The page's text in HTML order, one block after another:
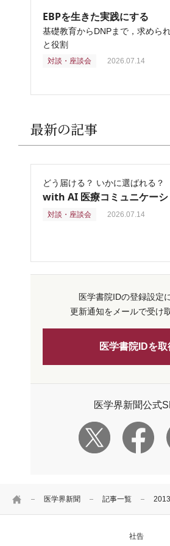
HOME 医学界新聞 記事一覧
EBPを生きた実践にする
基礎教育からDNPまで，求めら
と役割
対談・座談会 2026.07.14
最新の記事
どう届ける？ いかに選ばれる？
with AI 医療コミュニケーシ
対談・座談会 2026.07.14
医学書院IDの登録設定
更新通知をメールで受け
医学書院IDを取
医学界新聞公式
社告